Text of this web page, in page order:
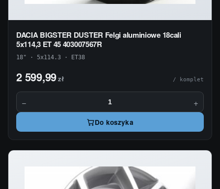
DACIA BIGSTER DUSTER Felgi aluminiowe 18cali
5x114,3 ET 45 403007567R
18" · 5x114.3 · ET38
2 599,99zł / komplet
− +
Do koszyka